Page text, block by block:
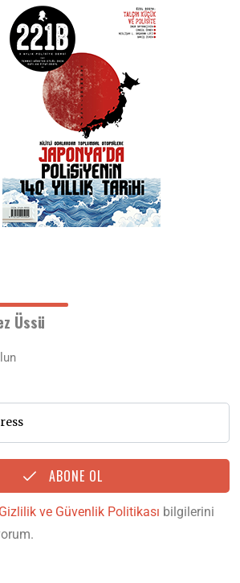
Üssü
ABONE OL
Gizlilik ve Güvenlik Politikası bilgilerini